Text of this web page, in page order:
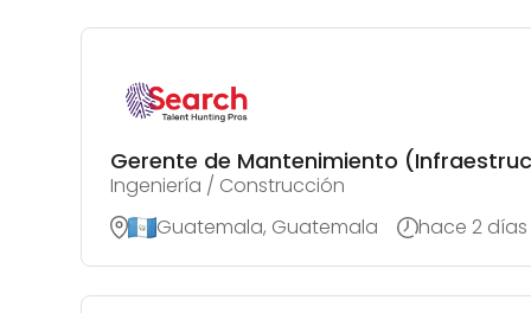
Gerente de Mantenimiento
Ingeniería / Construcción
Guatemala, Guatemala
hace 2 días